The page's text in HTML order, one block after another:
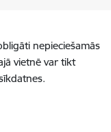
nepieciešamās
vietnē var tikt